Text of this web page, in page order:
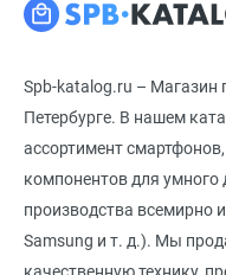
Spb-katalog.ru – Магазин
Петербурге. В нашем
ассортимент
компонентов для умного
производства всемирно
Samsung и т. д.). Мы